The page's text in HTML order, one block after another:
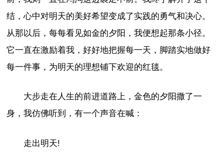
结，心中对明天的美好希望变成了实践的勇气和决心。
从那以后，每每看见如金的夕阳，我便想起那条小径。
它一直在激励着我，好好地把握每一天，脚踏实地做好
每一件事，为明天的理想铺下欢迎的红毯。
大步走在人生的前进道路上，金色的夕阳撒了一
身，我仿佛听到，有一个声音在喊：
走出明天!